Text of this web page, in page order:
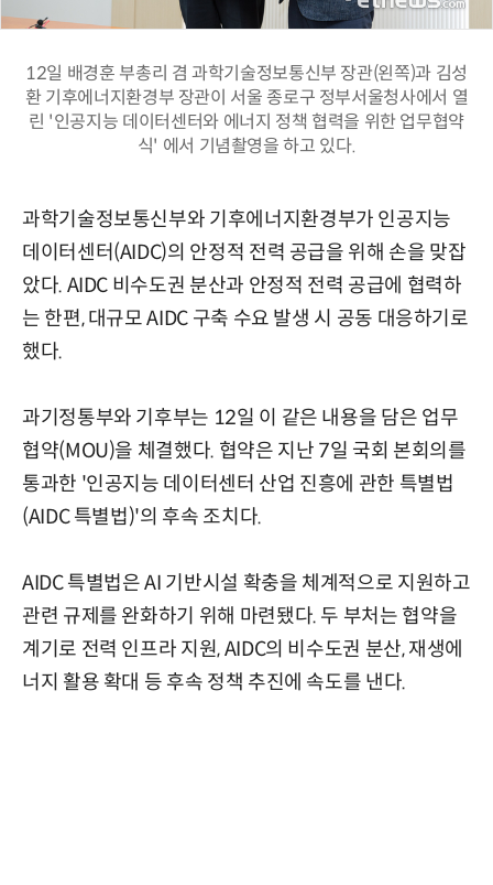
12일 배경훈 부총리 겸 과학기술정보통신부 장관(왼쪽)과 김성
환 기후에너지환경부 장관이 서울 종로구 정부서울청사에서 열
린 '인공지능 데이터센터와 에너지 정책 협력을 위한 업무협약
식' 에서 기념촬영을 하고 있다.
과학기술정보통신부와 기후에너지환경부가 인공지능
데이터센터(AIDC)의 안정적 전력 공급을 위해 손을 맞잡
았다. AIDC 비수도권 분산과 안정적 전력 공급에 협력하
는 한편, 대규모 AIDC 구축 수요 발생 시 공동 대응하기로
했다.
과기정통부와 기후부는 12일 이 같은 내용을 담은 업무
협약(MOU)을 체결했다. 협약은 지난 7일 국회 본회의를
통과한 '인공지능 데이터센터 산업 진흥에 관한 특별법
(AIDC 특별법)'의 후속 조치다.
AIDC 특별법은 AI 기반시설 확충을 체계적으로 지원하고
관련 규제를 완화하기 위해 마련됐다. 두 부처는 협약을
계기로 전력 인프라 지원, AIDC의 비수도권 분산, 재생에
너지 활용 확대 등 후속 정책 추진에 속도를 낸다.